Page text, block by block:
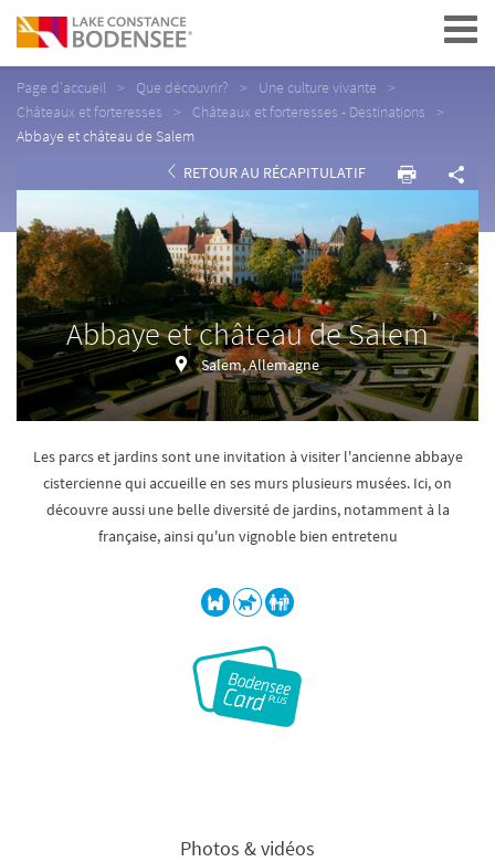
Navigation
Page d'accueil Que découvrir?
Une culture vivante
Châteaux et forteresses
Châteaux et forteresses - Destinations
Abbaye et château de Salem
RETOUR AU RÉCAPITULATIF
Abbaye et château de Salem
Salem, Allemagne
Les parcs et jardins sont une invitation à visiter l'ancienne abbaye
cistercienne qui accueille en ses murs plusieurs musées. Ici, on
découvre aussi une belle diversité de jardins, notamment à la
française, ainsi qu'un vignoble bien entretenu
Photos & vidéos